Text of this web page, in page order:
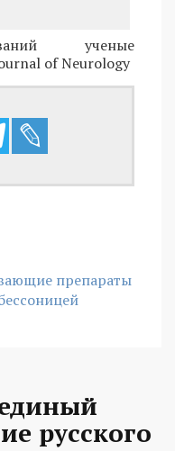
ученые
of Neurology
препараты
русского